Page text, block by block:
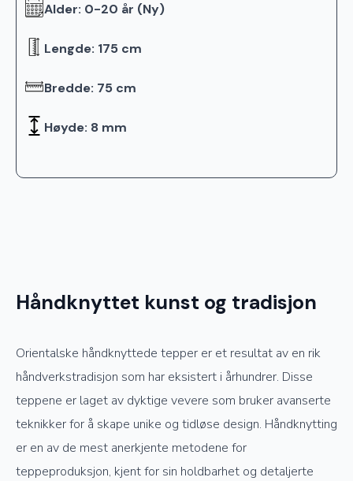
Alder: 0-20 år (Ny)
Lengde: 175 cm
Bredde: 75 cm
Høyde: 8 mm
Håndknyttet kunst og tradisjon
Orientalske håndknyttede tepper er et resultat av en rik
håndverkstradisjon som har eksistert i århundrer. Disse
teppene er laget av dyktige vevere som bruker avanserte
teknikker for å skape unike og tidløse design. Håndknytting
er en av de mest anerkjente metodene for
teppeproduksjon, kjent for sin holdbarhet og detaljerte